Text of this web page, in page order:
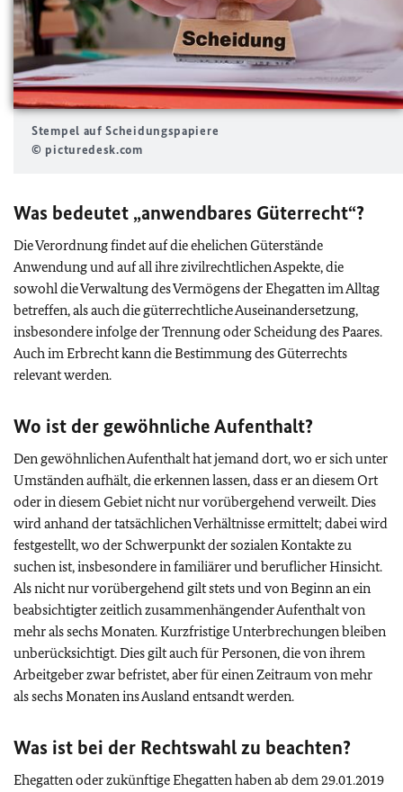
Stempel auf Scheidungspapiere
© picturedesk.com
Was bedeutet „anwendbares Güterrecht“?
Die Verordnung findet auf die ehelichen Güterstände
Anwendung und auf all ihre zivilrechtlichen Aspekte, die
sowohl die Verwaltung des Vermögens der Ehegatten im Alltag
betreffen, als auch die güterrechtliche Auseinandersetzung,
insbesondere infolge der Trennung oder Scheidung des Paares.
Auch im Erbrecht kann die Bestimmung des Güterrechts
relevant werden.
Wo ist der gewöhnliche Aufenthalt?
Den gewöhnlichen Aufenthalt hat jemand dort, wo er sich unter
Umständen aufhält, die erkennen lassen, dass er an diesem Ort
oder in diesem Gebiet nicht nur vorübergehend verweilt. Dies
wird anhand der tatsächlichen Verhältnisse ermittelt; dabei wird
festgestellt, wo der Schwerpunkt der sozialen Kontakte zu
suchen ist, insbesondere in familiärer und beruflicher Hinsicht.
Als nicht nur vorübergehend gilt stets und von Beginn an ein
beabsichtigter zeitlich zusammenhängender Aufenthalt von
mehr als sechs Monaten. Kurzfristige Unterbrechungen bleiben
unberücksichtigt. Dies gilt auch für Personen, die von ihrem
Arbeitgeber zwar befristet, aber für einen Zeitraum von mehr
als sechs Monaten ins Ausland entsandt werden.
Was ist bei der Rechtswahl zu beachten?
Ehegatten oder zukünftige Ehegatten haben ab dem 29.01.2019